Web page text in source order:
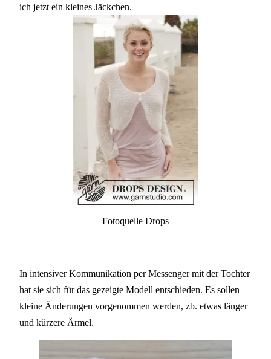
ich jetzt ein kleines Jäckchen.
Fotoquelle Drops
In intensiver Kommunikation per Messenger mit der Tochter
hat sie sich für das gezeigte Modell entschieden. Es sollen
kleine Änderungen vorgenommen werden, zb. etwas länger
und kürzere Ärmel.